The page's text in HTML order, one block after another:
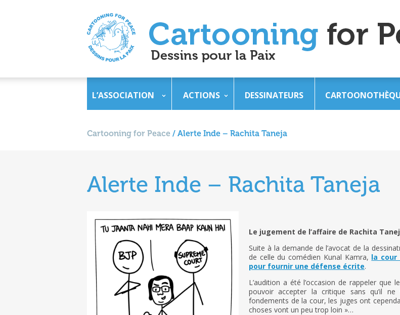
L’ASSOCIATION ACTIONS DESSINATEURS
Cartooning for Peace / Alerte Inde – Rachita Taneja
Alerte Inde – Rachita Taneja
Le jugement de l’affaire de Rachita
Suite à la demande de l’avocat de la
de celle du comédien Kunal Kamra, la cour
pour fournir une défense écrite.
L’audition a été l’occasion de rappeler que
pouvoir accepter la critique sans qu’il ne
fondements de la cour, les juges ont
choses vont un peu trop loin »…